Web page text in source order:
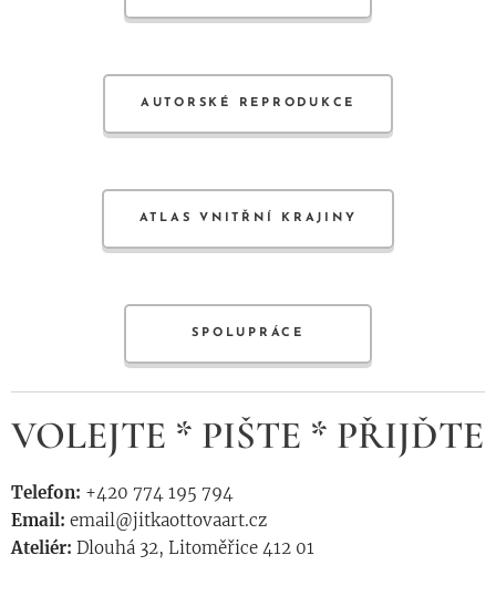
AUTORSKÉ REPRODUKCE
ATLAS VNITŘNÍ KRAJINY
SPOLUPRÁCE
VOLEJTE * PIŠTE * PŘIJĎTE
Telefon: +420 774 195 794
Email: email@jitkaottovaart.cz
Ateliér: Dlouhá 32, Litoměřice 412 01